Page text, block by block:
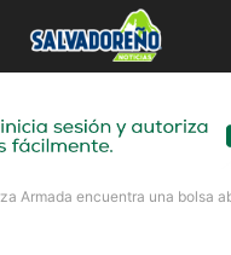
Armada encuentra una bolsa